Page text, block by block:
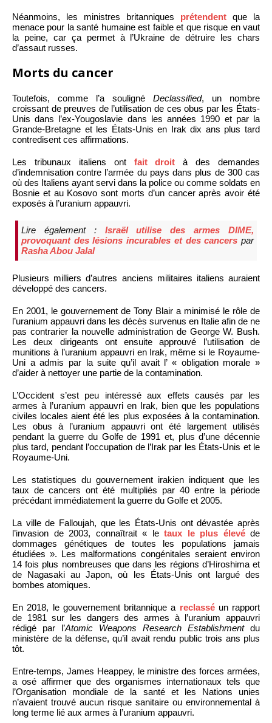
Néanmoins, les ministres britanniques prétendent que la
menace pour la santé humaine est faible et que risque en vaut
la peine, car ça permet à l’Ukraine de détruire les chars
d’assaut russes.
Morts du cancer
Toutefois, comme l’a souligné Declassified, un nombre
croissant de preuves de l’utilisation de ces obus par les États-
Unis dans l’ex-Yougoslavie dans les années 1990 et par la
Grande-Bretagne et les États-Unis en Irak dix ans plus tard
contredisent ces affirmations.
Les tribunaux italiens ont fait droit à des demandes
d’indemnisation contre l’armée du pays dans plus de 300 cas
où des Italiens ayant servi dans la police ou comme soldats en
Bosnie et au Kosovo sont morts d’un cancer après avoir été
exposés à l’uranium appauvri.
Lire également : Israël utilise des armes DIME,
provoquant des lésions incurables et des cancers par
Rasha Abou Jalal
Plusieurs milliers d’autres anciens militaires italiens auraient
développé des cancers.
En 2001, le gouvernement de Tony Blair a minimisé le rôle de
l’uranium appauvri dans les décès survenus en Italie afin de ne
pas contrarier la nouvelle administration de George W. Bush.
Les deux dirigeants ont ensuite approuvé l’utilisation de
munitions à l’uranium appauvri en Irak, même si le Royaume-
Uni a admis par la suite qu’il avait l’ « obligation morale »
d’aider à nettoyer une partie de la contamination.
L’Occident s’est peu intéressé aux effets causés par les
armes à l’uranium appauvri en Irak, bien que les populations
civiles locales aient été les plus exposées à la contamination.
Les obus à l’uranium appauvri ont été largement utilisés
pendant la guerre du Golfe de 1991 et, plus d’une décennie
plus tard, pendant l’occupation de l’Irak par les États-Unis et le
Royaume-Uni.
Les statistiques du gouvernement irakien indiquent que les
taux de cancers ont été multipliés par 40 entre la période
précédant immédiatement la guerre du Golfe et 2005.
La ville de Falloujah, que les États-Unis ont dévastée après
l’invasion de 2003, connaîtrait « le taux le plus élevéde
dommages génétiques de toutes les populations jamais
étudiées ». Les malformations congénitales seraient environ
14 fois plus nombreuses que dans les régions d’Hiroshima et
de Nagasaki au Japon, où les États-Unis ont largué des
bombes atomiques.
En 2018, le gouvernement britannique a reclasséun rapport
de 1981 sur les dangers des armes à l’uranium appauvri
rédigé par l’Atomic Weapons Research Establishmentdu
ministère de la défense, qu’il avait rendu public trois ans plus
tôt.
Entre-temps, James Heappey, le ministre des forces armées,
a osé affirmer que des organismes internationaux tels que
l’Organisation mondiale de la santé et les Nations unies
n’avaient trouvé aucun risque sanitaire ou environnemental à
long terme lié aux armes à l’uranium appauvri.